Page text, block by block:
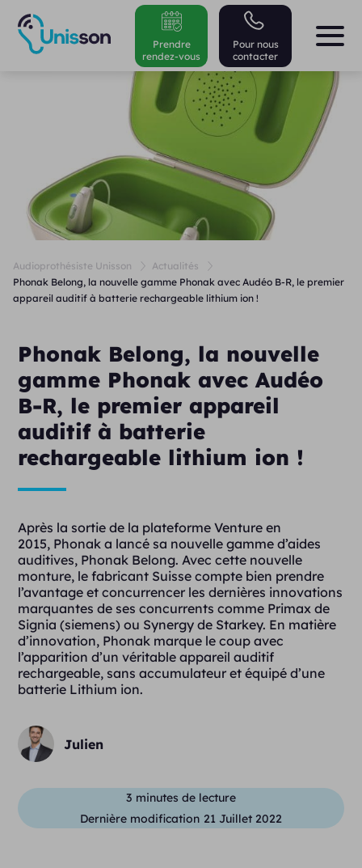
Pour nous
contacter
Prendre
rendez-vous
Audioprothésiste Unisson
Actualités
Phonak Belong, la nouvelle gamme Phonak avec Audéo B-R, le premier
appareil auditif à batterie rechargeable lithium ion !
Phonak Belong, la nouvelle
gamme Phonak avec Audéo
B-R, le premier appareil
auditif à batterie
rechargeable lithium ion !
Après la sortie de la plateforme Venture en
2015, Phonak a lancé sa nouvelle gamme d’aides
auditives, Phonak Belong. Avec cette nouvelle
monture, le fabricant Suisse compte bien prendre
l’avantage et concurrencer les dernières innovations
marquantes de ses concurrents comme Primax de
Signia (siemens) ou Synergy de Starkey. En matière
d’innovation, Phonak marque le coup avec
l’apparition d’un véritable appareil auditif
rechargeable, sans accumulateur et équipé d’une
batterie Lithium ion.
Julien
3 minutes de lecture
Dernière modification 21 Juillet 2022